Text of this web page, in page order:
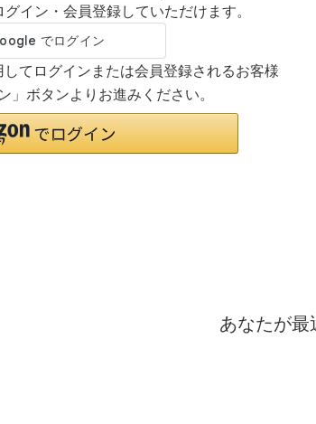
イン・会員登録していただけます。
てログインまたは会員登録されるお客様
ボタンよりお進みください。
あなたが最